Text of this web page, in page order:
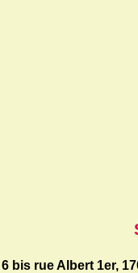
6 bis rue Albert 1er,